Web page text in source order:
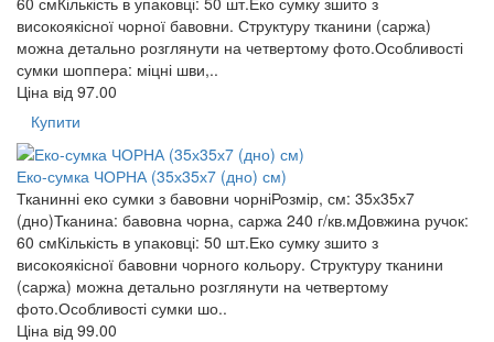
високоякісної чорної бавовни. Структуру тканини (саржа)
можна детально розглянути на четвертому фото.Особливості
сумки шоппера: міцні шви,..
Ціна від 97.00
Купити
Еко-сумка ЧОРНА (35х35х7 (дно) см)
Тканинні еко сумки з бавовни чорніРозмір, см: 35х35х7
(дно)Тканина: бавовна чорна, саржа 240 г/кв.мДовжина ручок:
60 смКількість в упаковці: 50 шт.Еко сумку зшито з
високоякісної бавовни чорного кольору. Структуру тканини
(саржа) можна детально розглянути на четвертому
фото.Особливості сумки шо..
Ціна від 99.00